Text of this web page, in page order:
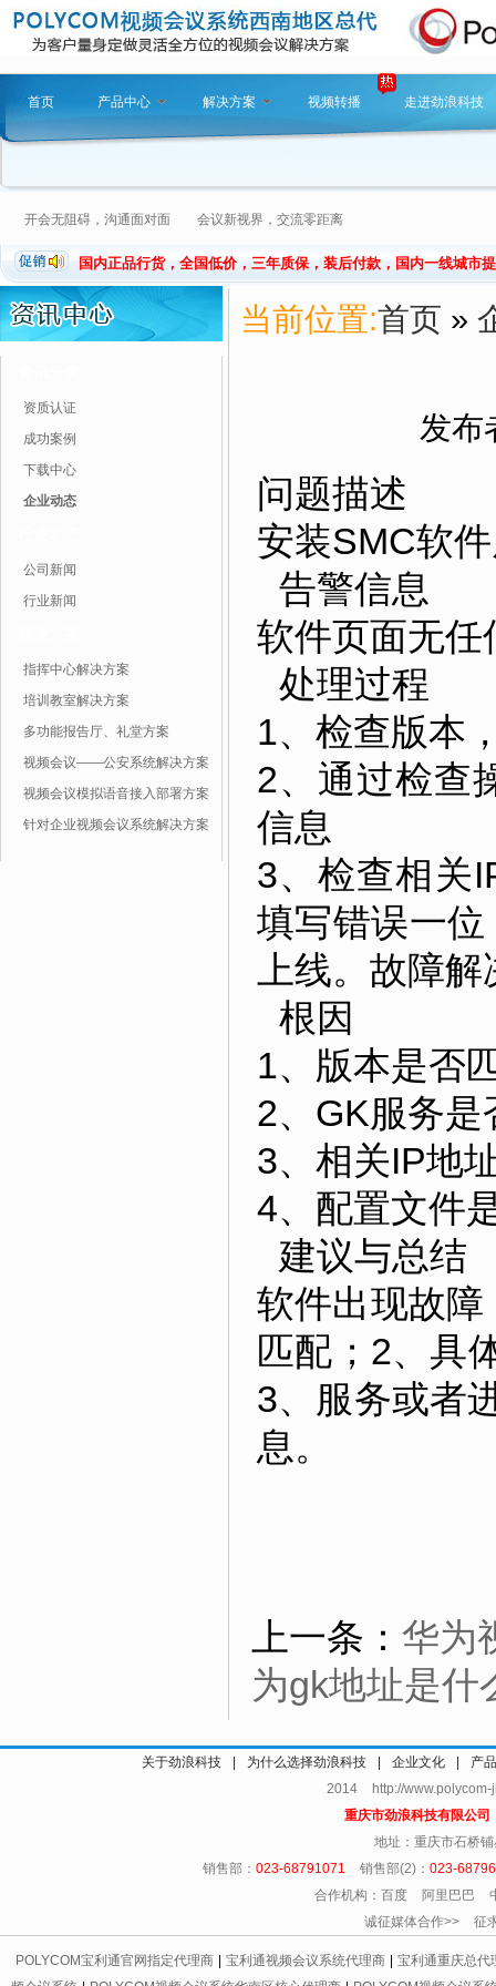
首页 产品中心 解决方案 视频转播 走进劲浪科技
开会无阻碍，沟通面对面 会议新视界，交流零距离
国内正品行货，全国低价，三年质保，装后付款，国内一线城市
资质认证
成功案例
下载中心
企业动态
公司新闻
行业新闻
指挥中心解决方案
培训教室解决方案
多功能报告厅、礼堂方案
视频会议——公安系统解决方案
视频会议模拟语音接入部署方案
针对企业视频会议系统解决方案
当前位置:首页 »
发布
问题描述
安装SMC软
告警信息
软件页面无任
处理过程
1、检查版本
2、通过检查
信息
3、检查相关
填写错误一
上线。故障解
根因
1、版本是否
2、GK服务是
3、相关IP地
4、配置文件
建议与总结
软件出现故
匹配；2、具
3、服务或者
息。
上一条： 华为
为gk地址是什
关于劲浪科技 为什么选择劲浪科技 企业文化
产
2014 http://
重庆市劲浪科技有限公
地址：重庆市石桥
销售部： 023-68791071 销售部(2)： 023-
合作机构：百度 阿里巴巴
诚征媒体合作>> 征
POLYCOM宝利通官网指定代理商 宝利通视频会议系统代理商
宝利通重庆总代